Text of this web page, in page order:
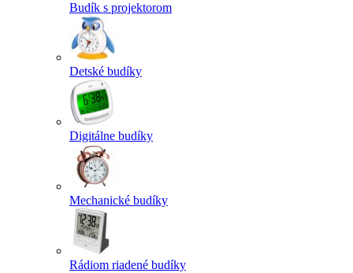
Budík s projektorom
Detské budíky
Digitálne budíky
Mechanické budíky
Rádiom riadené budíky